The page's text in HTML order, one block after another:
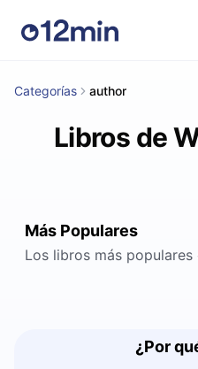
Categorías author
Libros de
Más Populares
Los libros más
¿Por